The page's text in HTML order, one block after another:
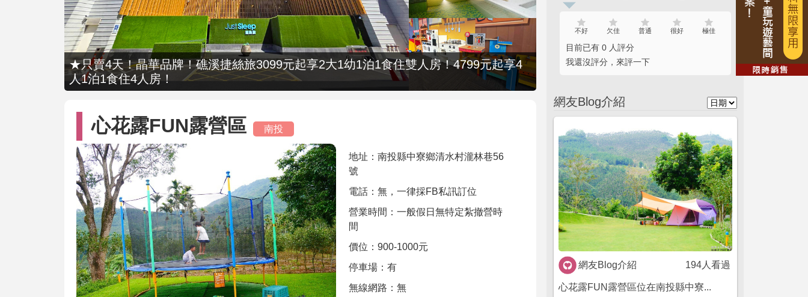
★只賣4天！晶華品牌！礁溪捷絲旅3099元起享2大1幼1泊1食住雙人房！4799元起享4
人1泊1食住4人房！
心花露FUN露營區 南投
地址：南投縣中寮鄉清水村瀧林巷56
號
電話：無，一律採FB私訊訂位
營業時間：一般假日無特定紮撤營時
間
價位：900-1000元
停車場：有
無線網路：無
不好 欠佳 普通 很好 極佳
目前已有 0 人評分
我還沒評分，來評一下
網友Blog介紹
網友Blog介紹 194人看過
心花露FUN露營區位在南投縣中寮...